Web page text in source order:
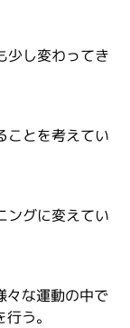
少し変わってき
ことを考えてい
ングに変えてい
々な運動の中で
う。